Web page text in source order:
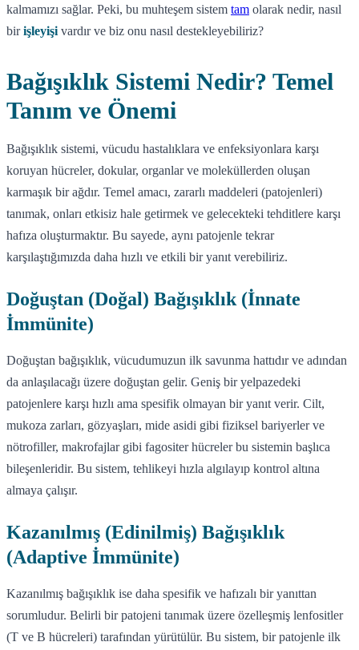
kalmamızı sağlar. Peki, bu muhteşem sistem tam olarak nedir, nasıl
birişleyişi vardır ve biz onu nasıl destekleyebiliriz?
Bağışıklık Sistemi Nedir? Temel
Tanım ve Önemi
Bağışıklık sistemi, vücudu hastalıklara ve enfeksiyonlara karşı
koruyan hücreler, dokular, organlar ve moleküllerden oluşan
karmaşık bir ağdır. Temel amacı, zararlı maddeleri (patojenleri)
tanımak, onları etkisiz hale getirmek ve gelecekteki tehditlere karşı
hafıza oluşturmaktır. Bu sayede, aynı patojenle tekrar
karşılaştığımızda daha hızlı ve etkili bir yanıt verebiliriz.
Doğuştan (Doğal) Bağışıklık (İnnate
İmmünite)
Doğuştan bağışıklık, vücudumuzun ilk savunma hattıdır ve adından
da anlaşılacağı üzere doğuştan gelir. Geniş bir yelpazedeki
patojenlere karşı hızlı ama spesifik olmayan bir yanıt verir. Cilt,
mukoza zarları, gözyaşları, mide asidi gibi fiziksel bariyerler ve
nötrofiller, makrofajlar gibi fagositer hücreler bu sistemin başlıca
bileşenleridir. Bu sistem, tehlikeyi hızla algılayıp kontrol altına
almaya çalışır.
Kazanılmış (Edinilmiş) Bağışıklık
(Adaptive İmmünite)
Kazanılmış bağışıklık ise daha spesifik ve hafızalı bir yanıttan
sorumludur. Belirli bir patojeni tanımak üzere özelleşmiş lenfositler
(T ve B hücreleri) tarafından yürütülür. Bu sistem, bir patojenle ilk